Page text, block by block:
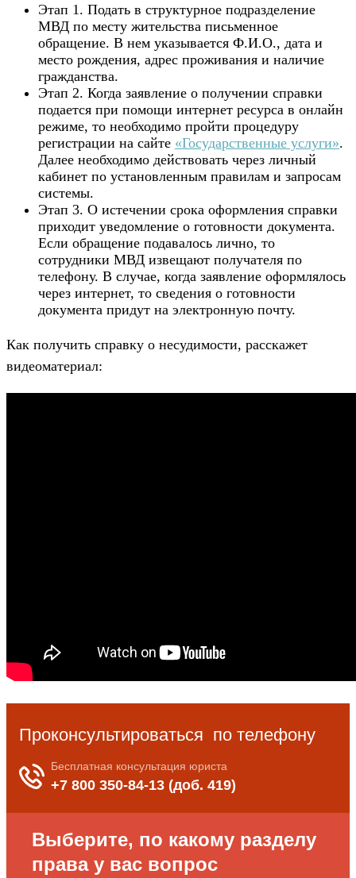
Этап 1. Подать в структурное подразделение
МВД по месту жительства письменное
обращение. В нем указывается Ф.И.О., дата и
место рождения, адрес проживания и наличие
гражданства.
Этап 2. Когда заявление о получении справки
подается при помощи интернет ресурса в онлайн
режиме, то необходимо пройти процедуру
регистрации на сайте «Государственные услуги».
Далее необходимо действовать через личный
кабинет по установленным правилам и запросам
системы.
Этап 3. О истечении срока оформления справки
приходит уведомление о готовности документа.
Если обращение подавалось лично, то
сотрудники МВД извещают получателя по
телефону. В случае, когда заявление оформлялось
через интернет, то сведения о готовности
документа придут на электронную почту.
Как получить справку о несудимости, расскажет
видеоматериал: